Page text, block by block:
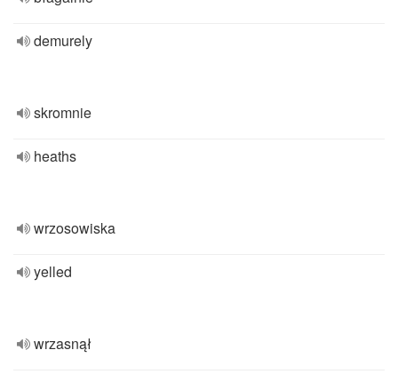
demurely
skromnie
heaths
wrzosowiska
yelled
wrzasnął